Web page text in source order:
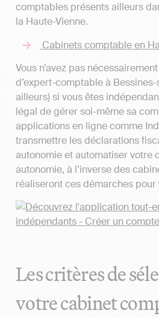
comptables présents ailleurs
la Haute-Vienne.
Cabinets comptable en
Vous n’avez pas
d’expert-comptable à
ailleurs) si vous êtes
légal de gérer soi-même sa
applications en ligne comme
transmettre les déclarations
autonomie et automatiser votre
autonomie, à l’inverse des
réaliseront ces démarches pour
Les critères de
votre cabinet